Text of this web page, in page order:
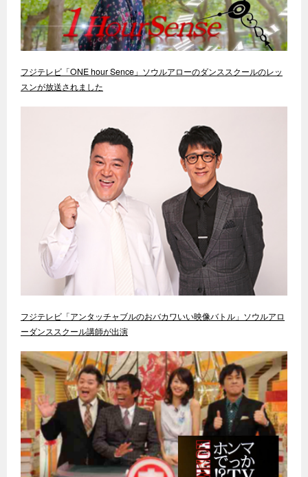
フジテレビ「ONE hour Sence」ソウルアローのダンススクールのレッ
スンが放送されました
フジテレビ「アンタッチャブルのおバカワいい映像バトル」ソウルアロ
ーダンススクール講師が出演